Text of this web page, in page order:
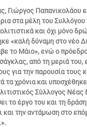
Γιώργος Παπανικολάου
στα μέλη του Συλλόγου
και όχι μόνο
«καλή δύναμη στο νέο
το Μάιο», ενώ ο
από τη μεριά του,
για την παρουσία τους
τα χρόνια και
Σύλλογος Νέας
το έργο του και τη
και την αντάμωση στο